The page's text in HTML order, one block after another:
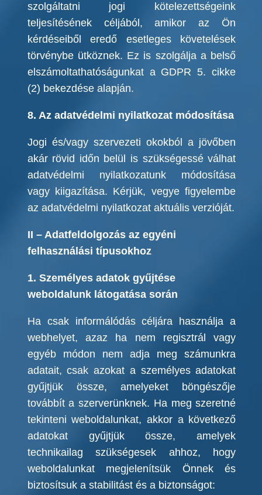
szolgáltatni jogi kötelezettségeink
teljesítésének céljából, amikor az Ön
kérdéseiből eredő esetleges követelések
törvénybe ütköznek. Ez is szolgálja a belső
elszámoltathatóságunkat a GDPR 5. cikke
(2) bekezdése alapján.
8. Az adatvédelmi nyilatkozat módosítása
Jogi és/vagy szervezeti okokból a jövőben
akár rövid időn belül is szükségessé válhat
adatvédelmi nyilatkozatunk módosítása
vagy kiigazítása. Kérjük, vegye figyelembe
az adatvédelmi nyilatkozat aktuális verzióját.
II – Adatfeldolgozás az egyéni
felhasználási típusokhoz
1. Személyes adatok gyűjtése
weboldalunk látogatása során
Ha csak informálódás céljára használja a
webhelyet, azaz ha nem regisztrál vagy
egyéb módon nem adja meg számunkra
adatait, csak azokat a személyes adatokat
gyűjtjük össze, amelyeket böngészője
továbbít a szerverünknek. Ha meg szeretné
tekinteni weboldalunkat, akkor a következő
adatokat gyűjtjük össze, amelyek
technikailag szükségesek ahhoz, hogy
weboldalunkat megjelenítsük Önnek és
biztosítsuk a stabilitást és a biztonságot: